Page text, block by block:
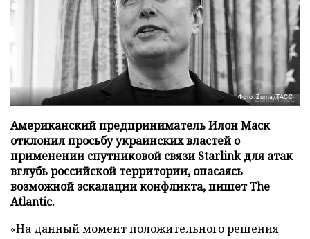
Фото: Zuma/ТАСС
Американский предприниматель Илон Маск
отклонил просьбу украинских властей о
применении спутниковой связи Starlink для атак
вглубь российской территории, опасаясь
возможной эскалации конфликта, пишет The
Atlantic.
«На данный момент положительного решения